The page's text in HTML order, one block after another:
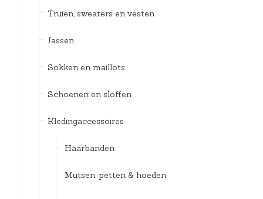
Truien, sweaters en vesten
Jassen
Sokken en maillots
Schoenen en sloffen
Kledingaccessoires
Haarbanden
Mutsen, petten & hoeden